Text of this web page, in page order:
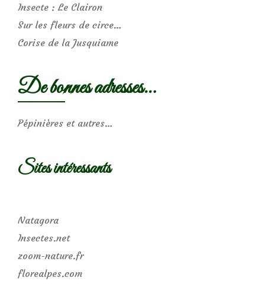
Insecte : Le Clairon
Sur les fleurs de circe…
Corise de la Jusquiame
De bonnes adresses…
Pépinières et autres…
Sites intéressants
Natagora
Insectes.net
zoom-nature.fr
florealpes.com